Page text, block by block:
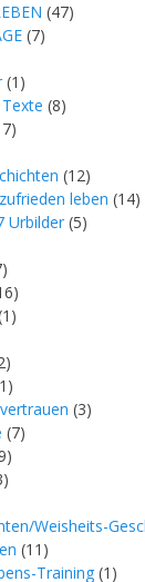
(47)
(7)
(1)
(8)
(12)
leben (14)
Urbilder (5)
(3)
(7)
Weisheits-
(11)
Training (1)